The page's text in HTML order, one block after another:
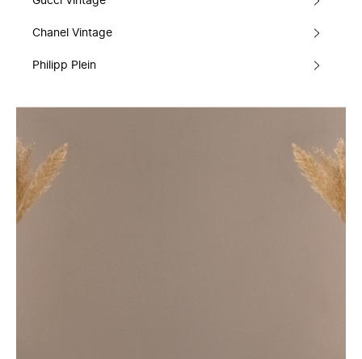
Chanel Vintage
Philipp Plein